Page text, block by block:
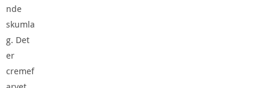
nde
skumla
g. Det
er
cremef